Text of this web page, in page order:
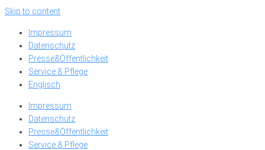
Skip to content
Impressum
Datenschutz
Presse&Öffentlichkeit
Service & Pflege
Englisch
Impressum
Datenschutz
Presse&Öffentlichkeit
Service & Pflege